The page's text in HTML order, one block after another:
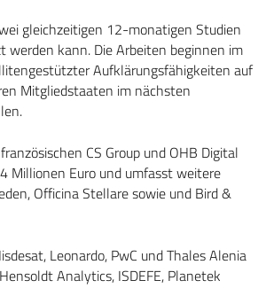
gleichzeitigen 12-monatigen Studien
kann. Die Arbeiten beginnen im
Aufklärungsfähigkeiten auf
Mitgliedstaaten im nächsten
CS Group und OHB Digital
Millionen Euro und umfasst weitere
Officina Stellare sowie und Bird &
Leonardo, PwC und Thales Alenia
Analytics, ISDEFE, Planetek